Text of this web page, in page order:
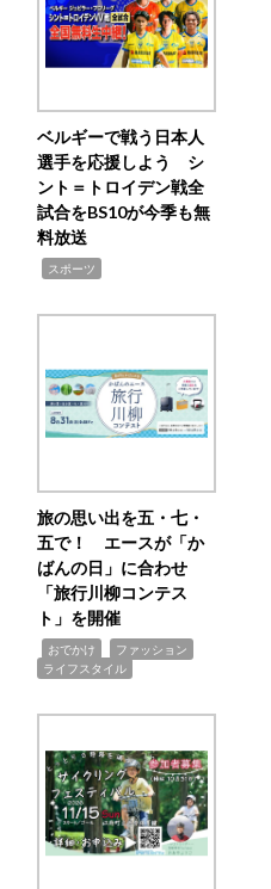
ベルギーで戦う日本人
選手を応援しよう シ
ント＝トロイデン戦全
試合をBS10が今季も無
料放送
スポーツ
旅の思い出を五・七・
五で！ エースが「か
ばんの日」に合わせ
「旅行川柳コンテス
ト」を開催
おでかけ ファッション
ライフスタイル